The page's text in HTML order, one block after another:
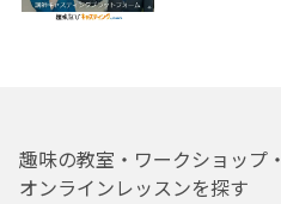
趣味の教室・ワークショップ・
オンラインレッスンを探す